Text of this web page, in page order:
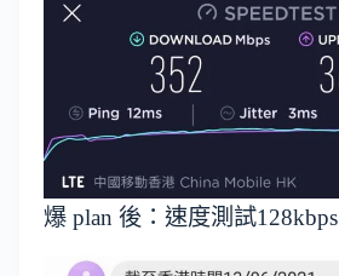
爆 plan 後：速度測試128kbps